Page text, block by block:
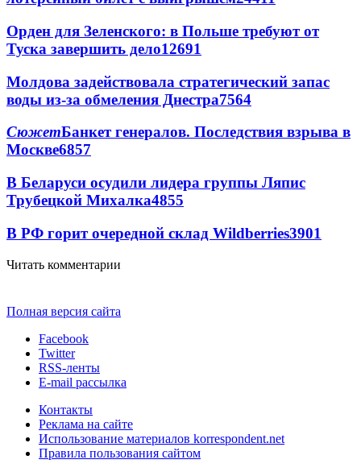
Орден для Зеленского: в Польше требуют от
Туска завершить дело12691
Молдова задействовала стратегический запас
воды из-за обмеления Днестра7564
СюжетБанкет генералов. Последствия взрыва в
Москве6857
В Беларуси осудили лидера группы Ляпис
Трубецкой Михалка4855
В РФ горит очередной склад Wildberries3901
Читать комментарии
Полная версия сайта
Facebook
Twitter
RSS-ленты
E-mail рассылка
Контакты
Реклама на сайте
Использование материалов korrespondent.net
Правила пользования сайтом